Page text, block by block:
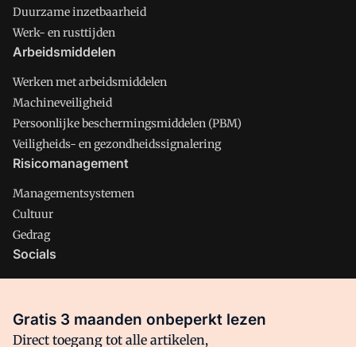
Duurzame inzetbaarheid
Werk- en rusttijden
Arbeidsmiddelen
Werken met arbeidsmiddelen
Machineveiligheid
Persoonlijke beschermingsmiddelen (PBM)
Veiligheids- en gezondheidssignalering
Risicomanagement
Managementsystemen
Cultuur
Gedrag
Socials
Facebook
Gratis 3 maanden onbeperkt lezen
Direct toegang tot alle artikelen,